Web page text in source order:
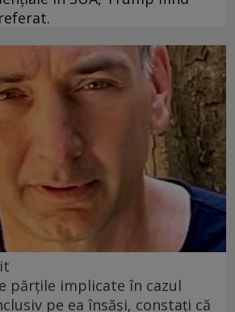
părțile implicate în cazul
pe ea însăși, constați că